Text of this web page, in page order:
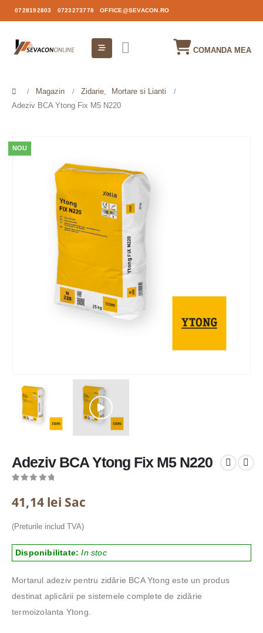
0728192803 0723273778 OFFICE@SEVACON.RO
COMANDA MEA
Magazin Zidarie,
Mortare si Lianti
Adeziv BCA Ytong Fix M5 N220
NOU
Adeziv BCA Ytong Fix M5 N220
41,14 lei Sac
(Preturile includ TVA)
Disponibilitate:In stoc
Mortarul adeziv pentru zidărie BCA Ytong este un produs
destinat aplicării pe sistemele complete de zidărie
termoizolanta Ytong.